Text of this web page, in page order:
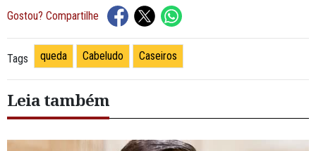
Gostou? Compartilhe
Tags queda Cabeludo Caseiros
Leia também